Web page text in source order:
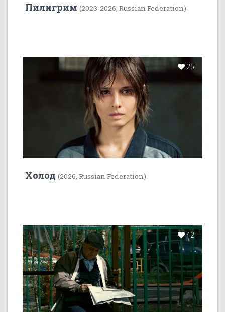
Пилигрим (2023-2026, Russian Federation)
25
Холод (2026, Russian Federation)
42